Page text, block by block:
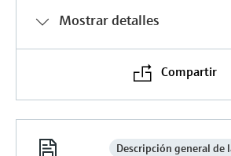
Mostrar detalles
Compartir
Descripción general de